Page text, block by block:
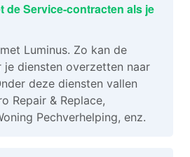
de Service-contracten als je
Luminus. Zo kan de
je diensten overzetten naar
deze diensten vallen
Repair & Replace,
Pechverhelping, enz.